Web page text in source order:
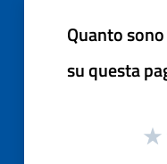
Quanto
su questa